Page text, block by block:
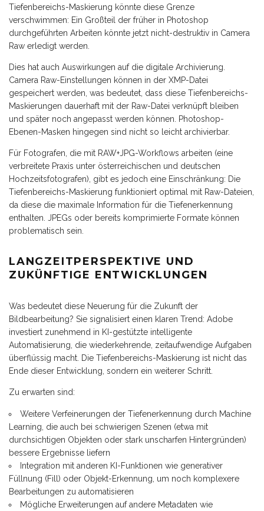
Tiefenbereichs-Maskierung könnte diese Grenze
verschwimmen: Ein Großteil der früher in Photoshop
durchgeführten Arbeiten könnte jetzt nicht-destruktiv in Camera
Raw erledigt werden.
Dies hat auch Auswirkungen auf die digitale Archivierung.
Camera Raw-Einstellungen können in der XMP-Datei
gespeichert werden, was bedeutet, dass diese Tiefenbereichs-
Maskierungen dauerhaft mit der Raw-Datei verknüpft bleiben
und später noch angepasst werden können. Photoshop-
Ebenen-Masken hingegen sind nicht so leicht archivierbar.
Für Fotografen, die mit RAW+JPG-Workflows arbeiten (eine
verbreitete Praxis unter österreichischen und deutschen
Hochzeitsfotografen), gibt es jedoch eine Einschränkung: Die
Tiefenbereichs-Maskierung funktioniert optimal mit Raw-Dateien,
da diese die maximale Information für die Tiefenerkennung
enthalten. JPEGs oder bereits komprimierte Formate können
problematisch sein.
LANGZEITPERSPEKTIVE UND
ZUKÜNFTIGE ENTWICKLUNGEN
Was bedeutet diese Neuerung für die Zukunft der
Bildbearbeitung? Sie signalisiert einen klaren Trend: Adobe
investiert zunehmend in KI-gestützte intelligente
Automatisierung, die wiederkehrende, zeitaufwendige Aufgaben
überflüssig macht. Die Tiefenbereichs-Maskierung ist nicht das
Ende dieser Entwicklung, sondern ein weiterer Schritt.
Zu erwarten sind:
Weitere Verfeinerungen der Tiefenerkennung durch Machine
Learning, die auch bei schwierigen Szenen (etwa mit
durchsichtigen Objekten oder stark unscharfen Hintergründen)
bessere Ergebnisse liefern
Integration mit anderen KI-Funktionen wie generativer
Füllnung (Fill) oder Objekt-Erkennung, um noch komplexere
Bearbeitungen zu automatisieren
Mögliche Erweiterungen auf andere Metadaten wie